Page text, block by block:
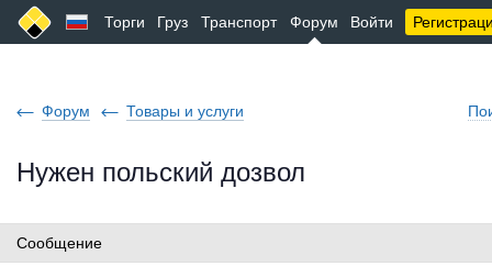
Торги Груз Транспорт Форум Войти
Форум Товары и услуги
Нужен польский дозвол
Сообщение